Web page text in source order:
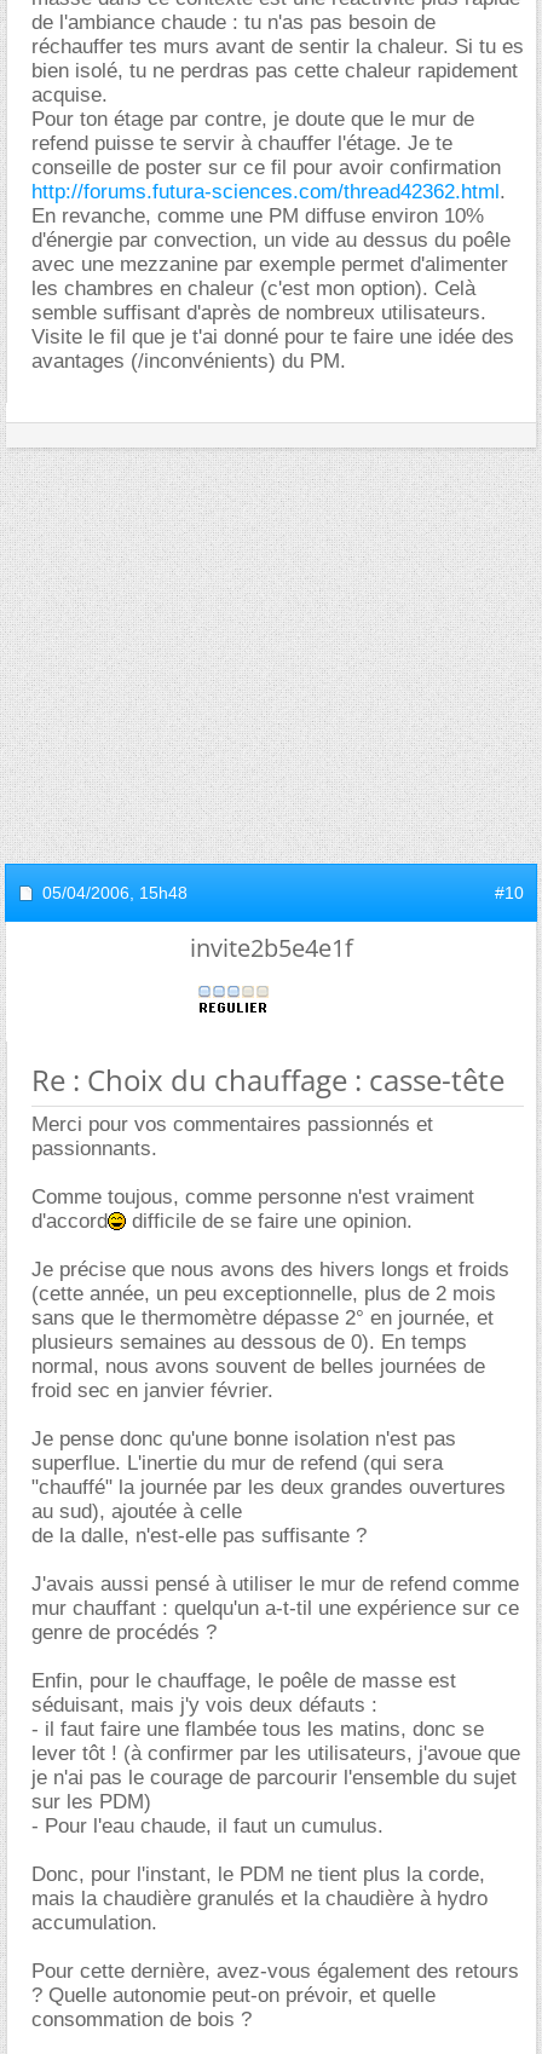
de l'ambiance chaude : tu n'as pas besoin de
réchauffer tes murs avant de sentir la chaleur. Si tu es
bien isolé, tu ne perdras pas cette chaleur rapidement
acquise.
Pour ton étage par contre, je doute que le mur de
refend puisse te servir à chauffer l'étage. Je te
conseille de poster sur ce fil pour avoir confirmation
http://forums.futura-sciences.com/thread42362.html.
En revanche, comme une PM diffuse environ 10%
d'énergie par convection, un vide au dessus du poêle
avec une mezzanine par exemple permet d'alimenter
les chambres en chaleur (c'est mon option). Celà
semble suffisant d'après de nombreux utilisateurs.
Visite le fil que je t'ai donné pour te faire une idée des
avantages (/inconvénients) du PM.
05/04/2006, 15h48 #10
invite2b5e4e1f
Re : Choix du chauffage : casse-tête
Merci pour vos commentaires passionnés et
passionnants.
Comme toujous, comme personne n'est vraiment
d'accord
difficile de se faire une opinion.
Je précise que nous avons des hivers longs et froids
(cette année, un peu exceptionnelle, plus de 2 mois
sans que le thermomètre dépasse 2° en journée, et
plusieurs semaines au dessous de 0). En temps
normal, nous avons souvent de belles journées de
froid sec en janvier février.
Je pense donc qu'une bonne isolation n'est pas
superflue. L'inertie du mur de refend (qui sera
"chauffé" la journée par les deux grandes ouvertures
au sud), ajoutée à celle
de la dalle, n'est-elle pas suffisante ?
J'avais aussi pensé à utiliser le mur de refend comme
mur chauffant : quelqu'un a-t-til une expérience sur ce
genre de procédés ?
Enfin, pour le chauffage, le poêle de masse est
séduisant, mais j'y vois deux défauts :
- il faut faire une flambée tous les matins, donc se
lever tôt ! (à confirmer par les utilisateurs, j'avoue que
je n'ai pas le courage de parcourir l'ensemble du sujet
sur les PDM)
- Pour l'eau chaude, il faut un cumulus.
Donc, pour l'instant, le PDM ne tient plus la corde,
mais la chaudière granulés et la chaudière à hydro
accumulation.
Pour cette dernière, avez-vous également des retours
? Quelle autonomie peut-on prévoir, et quelle
consommation de bois ?